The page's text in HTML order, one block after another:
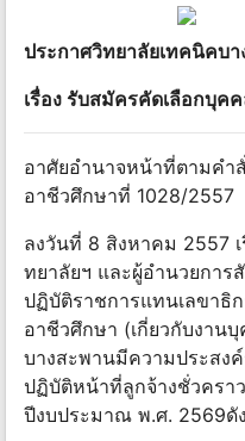
ประกาศวิทยาลัยเทคนิคบ
เรื่อง รับสมัครคัดเลือกบุค
อาศัยอํานาจหน้าที่ตามคํา
อาชีวศึกษาที่ 1028/2557
ลงวันที่ 8 สิงหาคม 2557
ทยาลัยฯ และผู้อํานวยการ
ปฏิบัติราชการแทนเลขาธิ
อาชีวศึกษา (เกี่ยวกับงาน
บางสะพานมีความประสง
ปฏิบัติหน้าที่ลูกจ้างชั่วครา
ปีงบประมาณ พ.ศ. 2569ดั